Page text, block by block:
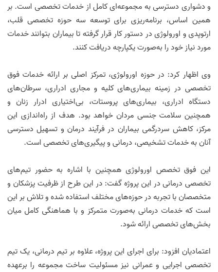
و دشواری دسترسی به مجموعه‌ای کامل از خدمات تخصصی است. بر
همین اساس، برنامه‌ریزی برای توسعه سه حوزه تخصصی قلب،
ارتوپدی و اورولوژی در دستور کار قرار گرفته تا بیماران بتوانند خدمات
مورد نیاز خود را به‌صورت یکپارچه دریافت کنند.
وی اظهار کرد: در حوزه اورولوژی، تمرکز اصلی بر ارائه خدمات فوق
تخصصی در زمینه بیماری‌های کلیه و مجاری ادراری، سرطان‌های
دستگاه ادراری، بیماری‌های پروستات، بی‌اختیاری ادرار زنان و
همچنین سلامت جنسی مردان خواهد بود. هدف از راه‌اندازی این
مرکز، کاهش سردرگمی بیماران در فرآیند درمان و تسهیل دسترسی
آنان به خدمات تشخیصی، درمانی و پیگیری‌های تخصصی است.
این فوق تخصص اورولوژی همچنین با اشاره به حضور تیم‌های
تخصصی درمانی در این پروژه گفت: در این طرح از ظرفیت پزشکان و
متخصصان با تجربه در حوزه‌های مختلف استفاده شده و تلاش بر این
است که خدمات درمانی به‌صورت متمرکز و با هماهنگی کامل میان
بخش‌های تخصصی ارائه شود.
اعتمادیان افزود: برای اجرای این پروژه، علاوه بر تیم درمانی، یک تیم
تخصصی اجرایی و عمرانی نیز مسئولیت ساخت مجموعه را برعهده